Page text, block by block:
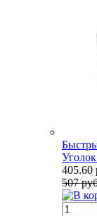
405.60
507